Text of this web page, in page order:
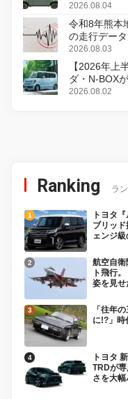
2026.08.04
令和8年熊本
の走行デー
2026.08.03
【2026年上
ダ・N-BOX
感
2026.08.02
Ranking ラ
トヨタ
ブリッ
ェンジ
航空自衛
ト飛行
姿を見せ
「往年
に!?」時
トヨタ
TRDが
さを大